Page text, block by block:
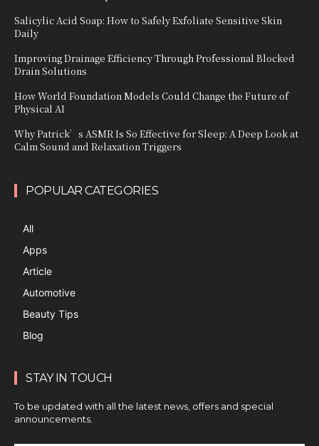
Salicylic Acid Soap: How to Safely Exfoliate Sensitive Skin
Daily
Improving Drainage Efficiency Through Professional Blocked
Drain Solutions
How World Foundation Models Could Change the Future of
Physical AI
Why Patrick’s ASMR Is So Effective for Sleep: A Deep Look at
Calm Sound and Relaxation Triggers
POPULAR CATEGORIES
All
Apps
Article
Automotive
Beauty Tips
Blog
STAY IN TOUCH
To be updated with all the latest news, offers and special
announcements.